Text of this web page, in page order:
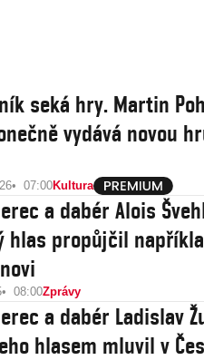
seká hry. Martin
vydává novou
07:00Kultura
a dabér Alois
hlas propůjčil
08:00Zprávy
a dabér Ladislav
mluvil v Česku Clint